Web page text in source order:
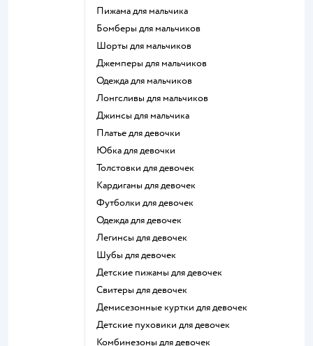
Пижама для мальчика
Бомберы для мальчиков
Шорты для мальчиков
Джемперы для мальчиков
Одежда для мальчиков
Лонгсливы для мальчиков
Джинсы для мальчика
Платье для девочки
Юбка для девочки
Толстовки для девочек
Кардиганы для девочек
Футболки для девочек
Одежда для девочек
Легинсы для девочек
Шубы для девочек
Детские пижамы для девочек
Свитеры для девочек
Демисезонные куртки для девочек
Детские пуховики для девочек
Комбинезоны для девочек